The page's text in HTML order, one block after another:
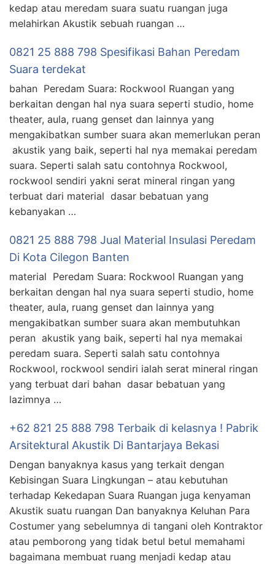
kedap atau meredam suara suatu ruangan juga
melahirkan Akustik sebuah ruangan …
0821 25 888 798 Spesifikasi Bahan Peredam
Suara terdekat
bahan Peredam Suara: Rockwool Ruangan yang
berkaitan dengan hal nya suara seperti studio, home
theater, aula, ruang genset dan lainnya yang
mengakibatkan sumber suara akan memerlukan peran
akustik yang baik, seperti hal nya memakai peredam
suara. Seperti salah satu contohnya Rockwool,
rockwool sendiri yakni serat mineral ringan yang
terbuat dari material dasar bebatuan yang
kebanyakan …
0821 25 888 798 Jual Material Insulasi Peredam
Di Kota Cilegon Banten
material Peredam Suara: Rockwool Ruangan yang
berkaitan dengan hal nya suara seperti studio, home
theater, aula, ruang genset dan lainnya yang
mengakibatkan sumber suara akan membutuhkan
peran akustik yang baik, seperti hal nya memakai
peredam suara. Seperti salah satu contohnya
Rockwool, rockwool sendiri ialah serat mineral ringan
yang terbuat dari bahan dasar bebatuan yang
lazimnya …
+62 821 25 888 798 Terbaik di kelasnya ! Pabrik
Arsitektural Akustik Di Bantarjaya Bekasi
Dengan banyaknya kasus yang terkait dengan
Kebisingan Suara Lingkungan – atau kebutuhan
terhadap Kekedapan Suara Ruangan juga kenyaman
Akustik suatu ruangan Dan banyaknya Keluhan Para
Costumer yang sebelumnya di tangani oleh Kontraktor
atau pemborong yang tidak betul betul memahami
bagaimana membuat ruang menjadi kedap atau